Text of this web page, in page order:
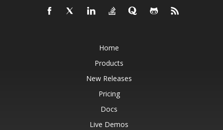
Home
Products
New Releases
Pricing
Docs
Live Demos